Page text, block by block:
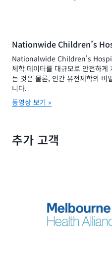
Nationwide Children’s
Nationalwide Children's
체학 데이터를 대규모로 안전하
는 것은 물론, 인간 유전체학의 비
니다.
동영상 보기 »
추가 고객